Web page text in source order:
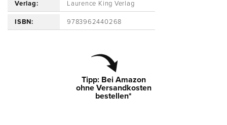
Verlag: Laurence King Verlag
ISBN: 9783962440268
Tipp: Bei Amazon
ohne Versandkosten
bestellen*